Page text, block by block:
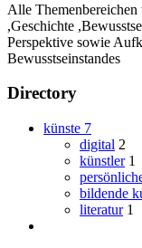
Alle
,Geschichte
Perspektive sowie
Bewusstseinstandes
Directory
künste 7
digital 2
künstler 1
bildende
literatur 1